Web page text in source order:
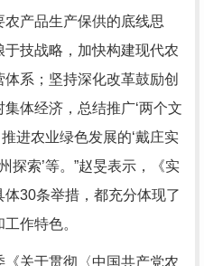
产品生产保供的底线思
技战略，加快构建现代农
系；坚持深化改革鼓励创
体经济，总结推广‘两个文
进农业绿色发展的‘戴庄实
探索’等。”赵旻表示，《实
30条举措，都充分体现了
作特色。
关于贯彻〈中国共产党农